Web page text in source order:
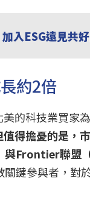
入ESG遠見共
約2倍
的科技業買家
值得擔憂的是，
與Frontier聯盟
關鍵參與者，對